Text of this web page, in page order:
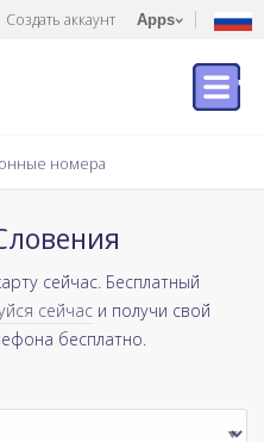
Создать аккаунт Apps
номера
сейчас. Бесплатный
сейчас и получи свой
бесплатно.